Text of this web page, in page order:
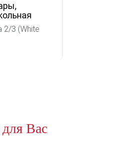
2/3 (White
Вас